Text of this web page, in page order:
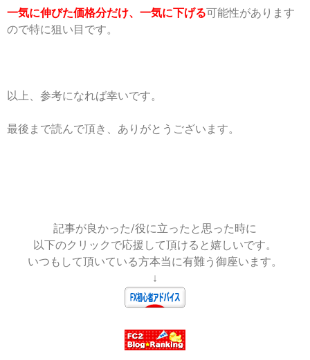
一気に伸びた価格分だけ、一気に下げる可能性があります
ので特に狙い目です。
以上、参考になれば幸いです。
最後まで読んで頂き、ありがとうございます。
記事が良かった/役に立ったと思った時に
以下のクリックで応援して頂けると嬉しいです。
いつもして頂いている方本当に有難う御座います。
↓